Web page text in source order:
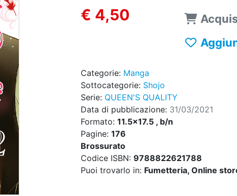
€ 4,50
Categorie: Manga
Sottocategorie: Shojo
Serie: QUEEN'S QUALITY
Data di pubblicazione: 31/03/2021
Formato: 11.5x17.5 , b/n
Pagine: 176
Brossurato
Codice ISBN: 9788822621788
Puoi trovarlo in: Fumetteria, Online